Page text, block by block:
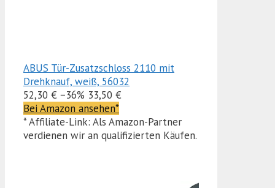
ABUS Tür-Zusatzschloss 2110 mit
Drehknauf, weiß, 56032
52,30 € −36% 33,50 €
Bei Amazon ansehen*
* Affiliate-Link: Als Amazon-Partner
verdienen wir an qualifizierten Käufen.